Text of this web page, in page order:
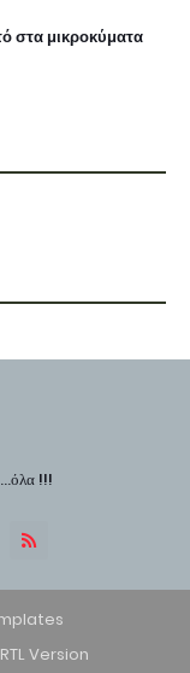
στα μικροκύματα
!!!
RTL Version